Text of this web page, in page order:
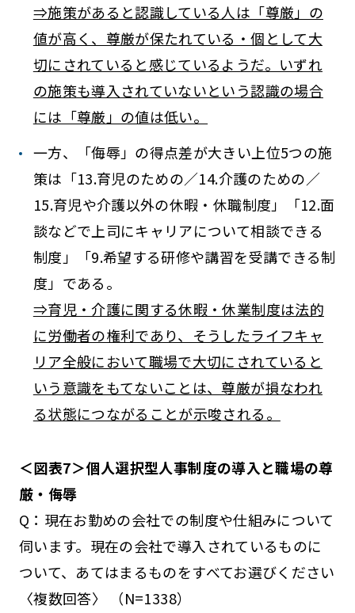
⇒施策があると認識している人は「尊厳」の
値が高く、尊厳が保たれている・個として大
切にされていると感じているようだ。いずれ
の施策も導入されていないという認識の場合
には「尊厳」の値は低い。
一方、「侮辱」の得点差が大きい上位5つの施
策は「13.育児のための／14.介護のための／
15.育児や介護以外の休暇・休職制度」「12.面
談などで上司にキャリアについて相談できる
制度」「9.希望する研修や講習を受講できる制
度」である。
⇒育児・介護に関する休暇・休業制度は法的
に労働者の権利であり、そうしたライフキャ
リア全般において職場で大切にされていると
いう意識をもてないことは、尊厳が損なわれ
る状態につながることが示唆される。
＜図表7＞個人選択型人事制度の導入と職場の尊
厳・侮辱
Q：現在お勤めの会社での制度や仕組みについて
伺います。現在の会社で導入されているものに
ついて、あてはまるものをすべてお選びください
〈複数回答〉 （N=1338）